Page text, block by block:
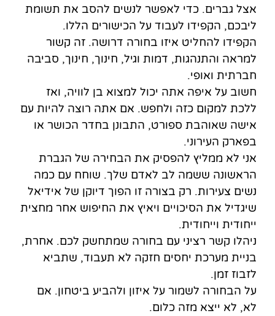
אצל גברים. כדי לאפשר לנשים להסב את תשומת
ליבכם, הקפידו לעבוד על הכישורים הללו.
הקפידו להחליט איזו בחורה דרושה. זה קשור
למראה והתנהגות, דמות וגיל, חינוך, חינוך, סביבה
חברתית ואופי.
חשוב על איפה אתה יכול למצוא בן לוויה, ואז
ללכת למקום כזה ולחפש. אם אתה רוצה להיות עם
אישה שאוהבת ספורט, התבונן בחדר הכושר או
בפארק העירוני.
אני לא ממליץ להפסיק את הבחירה של הגברת
הראשונה ששמה לב לאדם שלך. שוחח עם כמה
נשים צעירות. רק בצורה זו הפוך דיוקן של אידיאל
שיגדיל את הסיכויים ויאיץ את החיפוש אחר מחצית
ייחודית וייחודית.
ניהלו קשר רציני עם בחורה שמתחשק לכם. אחרת,
בניית מערכת יחסים חזקה לא תעבוד, שתביא
לזבוז זמן.
על הבחורה לשמור על איזון ולהביע ביטחון. אם
לא, לא ייצא מזה כלום.